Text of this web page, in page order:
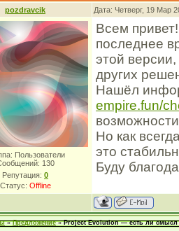
pozdravcik Дата: Четверг, 19 Мар
Пользователи
130
Репутация: 0
Статус: Offline
Всем
последнее
этой
других
Нашёл
empire.fun/
Но как
это
Буду
» Предложение » Project Evolution — есть ли смысл